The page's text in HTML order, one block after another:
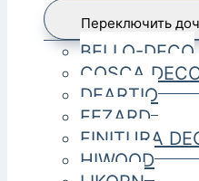
Переключить
BELLO-DECO
COSCA
DEARTIO
FEZARD
FINITURA
HIWOOD